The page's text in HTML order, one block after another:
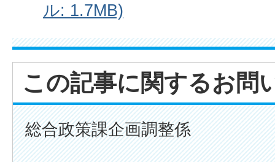
ル: 1.7MB)
この記事に関するお問
総合政策課企画調整係